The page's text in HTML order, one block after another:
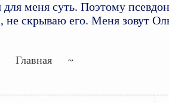
меня суть. Поэтому
не скрываю его. Меня зовут
Перейти к основному
Перейти к дополнительному
Главная